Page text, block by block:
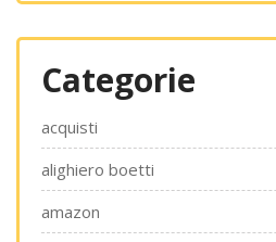
Categorie
acquisti
alighiero boetti
amazon